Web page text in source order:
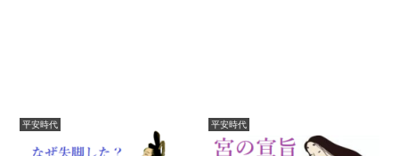
平安時代 平安時代